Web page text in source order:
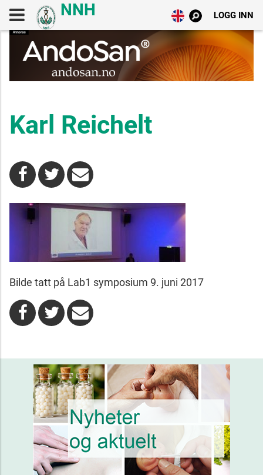
LOGG INN
Karl Reichelt
Bilde tatt på Lab1 symposium 9. juni 2017